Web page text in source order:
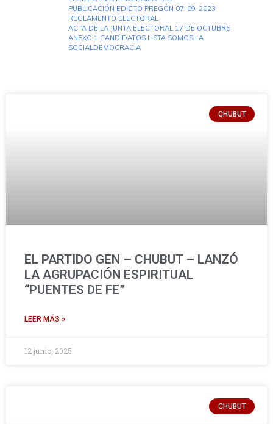
PUBLICACIÓN EDICTO PREGÓN 07-09-2023
REGLAMENTO ELECTORAL
ACTA DE LA JUNTA ELECTORAL 17 DE OCTUBRE
ANEXO 1 CANDIDATOS LISTA SOMOS LA
SOCIALDEMOCRACIA
CHUBUT
EL PARTIDO GEN – CHUBUT – LANZÓ
LA AGRUPACIÓN ESPIRITUAL
“PUENTES DE FE”
LEER MÁS »
12 junio, 2025
CHUBUT